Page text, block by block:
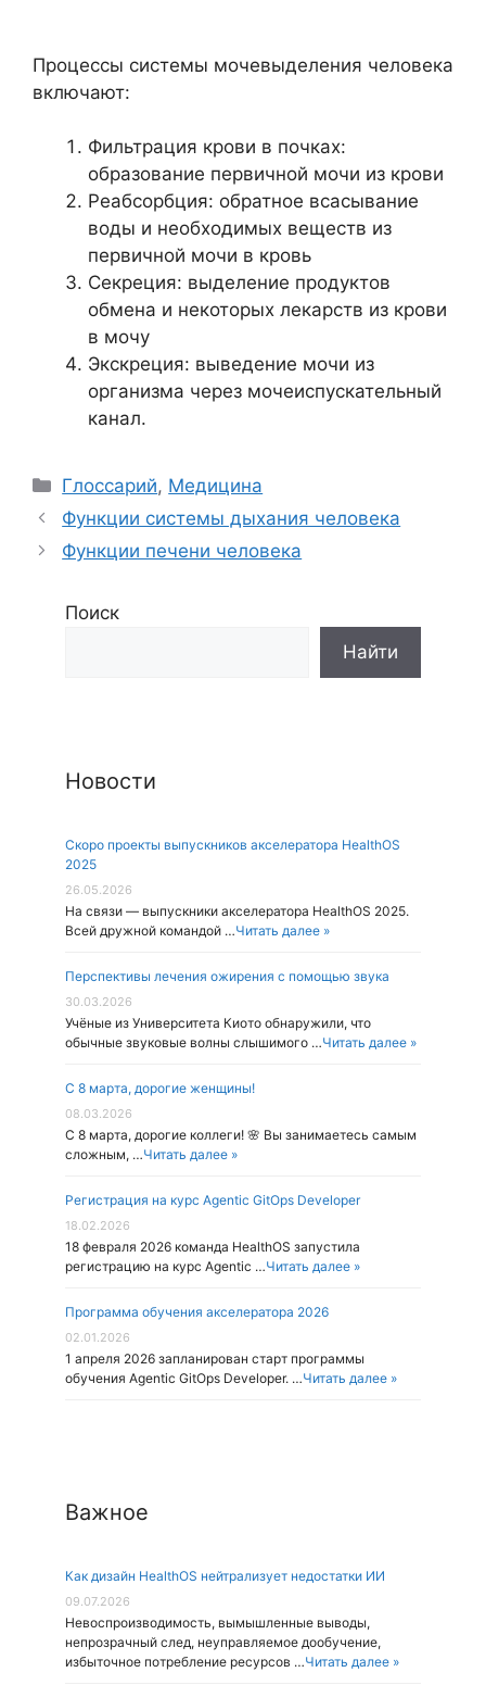
Процессы системы мочевыделения человека
включают:
Фильтрация крови в почках:
образование первичной мочи из крови
Реабсорбция: обратное всасывание
воды и необходимых веществ из
первичной мочи в кровь
Секреция: выделение продуктов
обмена и некоторых лекарств из крови
в мочу
Экскреция: выведение мочи из
организма через мочеиспускательный
канал.
Рубрики
Глоссарий, Медицина
Функции системы дыхания человека
Функции печени человека
Поиск
Новости
Скоро проекты выпускников акселератора HealthOS
2025
26.05.2026
На связи — выпускники акселератора HealthOS 2025.
Всей дружной командой …Читать далее »
Перспективы лечения ожирения с помощью звука
30.03.2026
Учёные из Университета Киото обнаружили, что
обычные звуковые волны слышимого …Читать далее »
С 8 марта, дорогие женщины!
08.03.2026
С 8 марта, дорогие коллеги! 🌸 Вы занимаетесь самым
сложным, …Читать далее »
Регистрация на курс Agentic GitOps Developer
18.02.2026
18 февраля 2026 команда HealthOS запустила
регистрацию на курс Agentic …Читать далее »
Программа обучения акселератора 2026
02.01.2026
1 апреля 2026 запланирован старт программы
обучения Agentic GitOps Developer. …Читать далее »
Важное
Как дизайн HealthOS нейтрализует недостатки ИИ
09.07.2026
Невоспроизводимость, вымышленные выводы,
непрозрачный след, неуправляемое дообучение,
избыточное потребление ресурсов …Читать далее »